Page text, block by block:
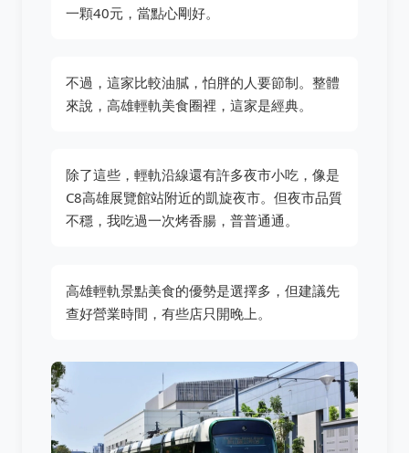
一顆40元，當點心剛好。
不過，這家比較油膩，怕胖的人要節制。整體
來說，高雄輕軌美食圈裡，這家是經典。
除了這些，輕軌沿線還有許多夜市小吃，像是
C8高雄展覽館站附近的凱旋夜市。但夜市品質
不穩，我吃過一次烤香腸，普普通通。
高雄輕軌景點美食的優勢是選擇多，但建議先
查好營業時間，有些店只開晚上。